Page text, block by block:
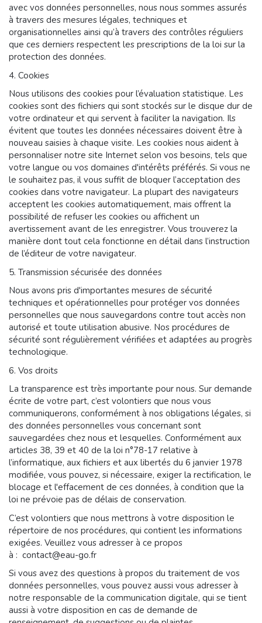
avec vos données personnelles, nous nous sommes assurés
à travers des mesures légales, techniques et
organisationnelles ainsi qu’à travers des contrôles réguliers
que ces derniers respectent les prescriptions de la loi sur la
protection des données.
4. Cookies
Nous utilisons des cookies pour l’évaluation statistique. Les
cookies sont des fichiers qui sont stockés sur le disque dur de
votre ordinateur et qui servent à faciliter la navigation. Ils
évitent que toutes les données nécessaires doivent être à
nouveau saisies à chaque visite. Les cookies nous aident à
personnaliser notre site Internet selon vos besoins, tels que
votre langue ou vos domaines d'intérêts préférés. Si vous ne
le souhaitez pas, il vous suffit de bloquer l’acceptation des
cookies dans votre navigateur. La plupart des navigateurs
acceptent les cookies automatiquement, mais offrent la
possibilité de refuser les cookies ou affichent un
avertissement avant de les enregistrer. Vous trouverez la
manière dont tout cela fonctionne en détail dans l’instruction
de l’éditeur de votre navigateur.
5. Transmission sécurisée des données
Nous avons pris d'importantes mesures de sécurité
techniques et opérationnelles pour protéger vos données
personnelles que nous sauvegardons contre tout accès non
autorisé et toute utilisation abusive. Nos procédures de
sécurité sont régulièrement vérifiées et adaptées au progrès
technologique.
6. Vos droits
La transparence est très importante pour nous. Sur demande
écrite de votre part, c’est volontiers que nous vous
communiquerons, conformément à nos obligations légales, si
des données personnelles vous concernant sont
sauvegardées chez nous et lesquelles. Conformément aux
articles 38, 39 et 40 de la loi n°78-17 relative à
l’informatique, aux fichiers et aux libertés du 6 janvier 1978
modifiée, vous pouvez, si nécessaire, exiger la rectification, le
blocage et l'effacement de ces données, à condition que la
loi ne prévoie pas de délais de conservation.
C’est volontiers que nous mettrons à votre disposition le
répertoire de nos procédures, qui contient les informations
exigées. Veuillez vous adresser à ce propos
à : contact@eau-go.fr
Si vous avez des questions à propos du traitement de vos
données personnelles, vous pouvez aussi vous adresser à
notre responsable de la communication digitale, qui se tient
aussi à votre disposition en cas de demande de